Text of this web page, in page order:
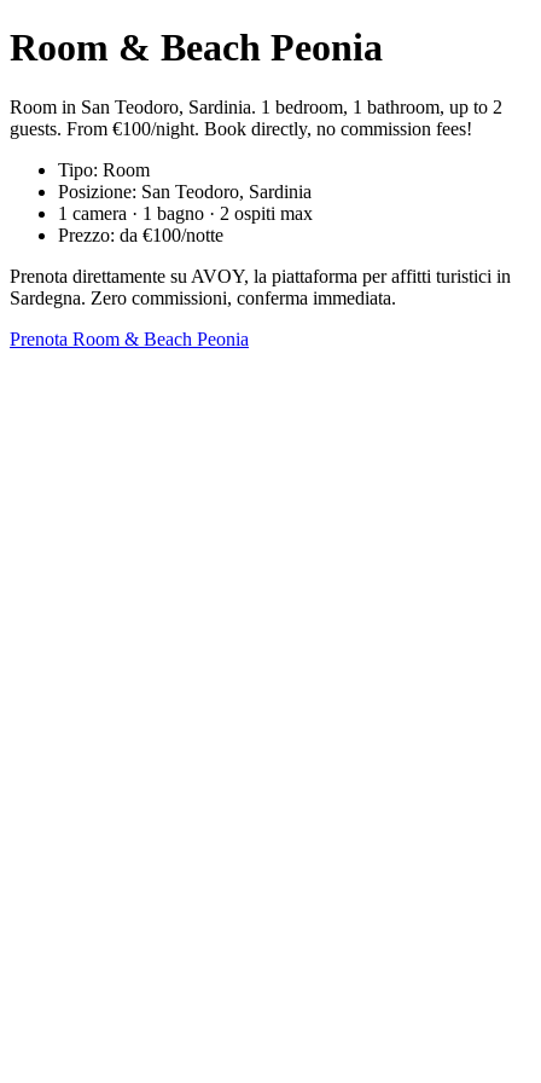
Room & Beach Peonia
Room in San Teodoro, Sardinia. 1 bedroom, 1 bathroom, up to 2
guests. From €100/night. Book directly, no commission fees!
Tipo: Room
Posizione: San Teodoro, Sardinia
1 camera · 1 bagno · 2 ospiti max
Prezzo: da €100/notte
Prenota direttamente su AVOY, la piattaforma per affitti turistici in
Sardegna. Zero commissioni, conferma immediata.
Prenota Room & Beach Peonia